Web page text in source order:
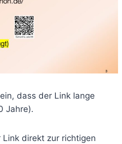
dass der Link lange
Jahre).
direkt zur richtigen